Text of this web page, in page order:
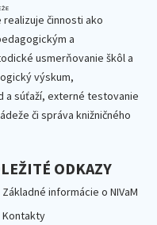
činnosti ako
a
usmerňovanie škôl a
výskum,
a súťaží, externé testovanie
či správa knižničného
ODKAZY
Základné informácie o NIVaM
Kontakty